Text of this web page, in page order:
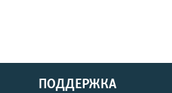
ПОДДЕРЖКА